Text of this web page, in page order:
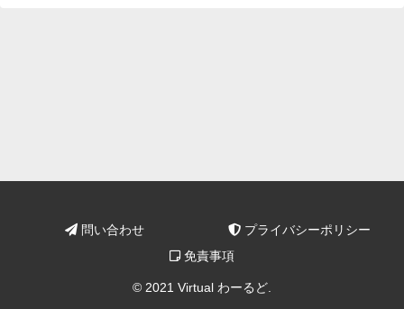
問い合わせ
プライバシーポリシー
免責事項
© 2021 Virtual わーるど.